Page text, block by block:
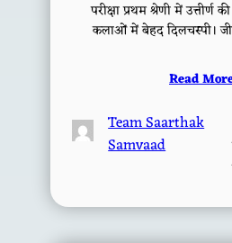
परीक्षा प्रथम श्रेणी में
कलाओं में बेहद दिलचस्पी।
Read
Team Saarthak
Samvaad